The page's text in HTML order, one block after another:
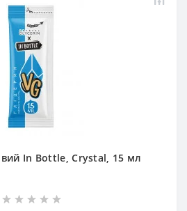
In Bottle, Crystal, 15 мл